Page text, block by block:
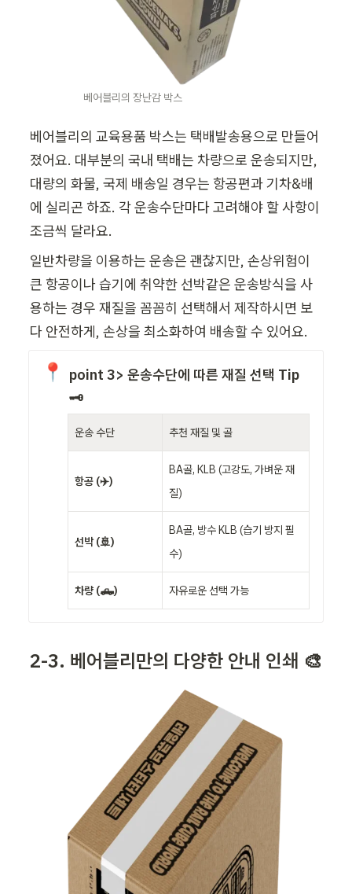
베어블리의 장난감 박스
베어블리의 교육용품 박스는 택배발송용으로 만들어
졌어요. 대부분의 국내 택배는 차량으로 운송되지만,
대량의 화물, 국제 배송일 경우는 항공편과 기차&배
에 실리곤 하죠. 각 운송수단마다 고려해야 할 사항이
조금씩 달라요.
일반차량을 이용하는 운송은 괜찮지만, 손상위험이
큰 항공이나 습기에 취약한 선박같은 운송방식을 사
용하는 경우 재질을 꼼꼼히 선택해서 제작하시면 보
다 안전하게, 손상을 최소화하여 배송할 수 있어요.
📍
point 3> 운송수단에 따른 재질 선택 Tip
🗝️
운송 수단 추천 재질 및 골
항공 (✈️)
BA골, KLB (고강도, 가벼운 재
질)
선박 (🚢)
BA골, 방수 KLB (습기 방지 필
수)
차량 (🛻) 자유로운 선택 가능
2-3. 베어블리만의 다양한 안내 인쇄 🎨